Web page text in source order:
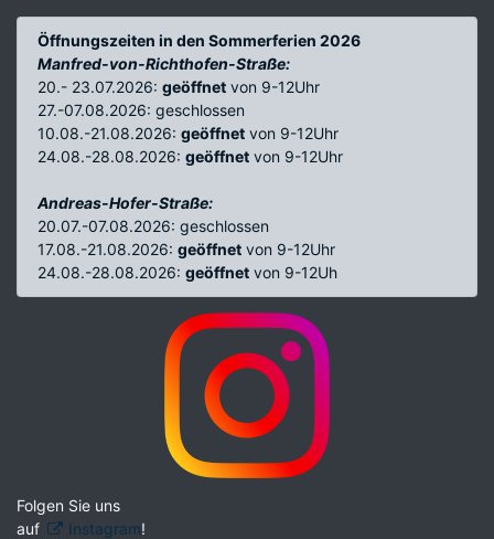
Öffnungszeiten in den Sommerferien 2026
Manfred-von-Richthofen-Straße:
20.- 23.07.2026: geöffnetvon 9-12Uhr
27.-07.08.2026: geschlossen
10.08.-21.08.2026: geöffnetvon 9-12Uhr
24.08.-28.08.2026: geöffnetvon 9-12Uhr
Andreas-Hofer-Straße:
20.07.-07.08.2026: geschlossen
17.08.-21.08.2026: geöffnetvon 9-12Uhr
24.08.-28.08.2026: geöffnetvon 9-12Uh
Folgen Sie uns
auf
Instagram!